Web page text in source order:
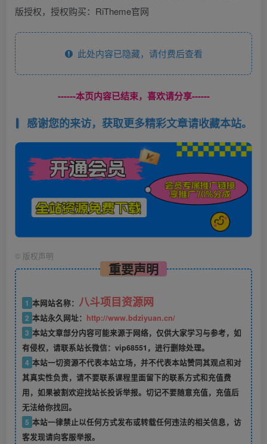
版授权，授权购买：RiTheme官网
此处内容已隐藏，请付费后查看
------本页内容已结束，喜欢请分享------
感谢您的来访，获取更多精彩文章请收藏本站。
© 版权声明
重要声明
1 本网站名称： 八斗项目资源网
2 本站永久网址： http://www.bdziyuan.cn/
3 本站文章部分内容可能来源于网络，仅供大家学习与参考，如
有侵权，请联系站长微信：vip68551，进行删除处理。
4 本站一切资源不代表本站立场，并不代表本站赞同其观点和对
其真实性负责，请不要联系课程里面留下的联系方式和充值费
用，如果被割欢迎找站长投诉举报。切记不要随意充值，充值后
无法给你找回。
5 本站一律禁止以任何方式发布或转载任何违法的相关信息，访
客发现请向客服举报。